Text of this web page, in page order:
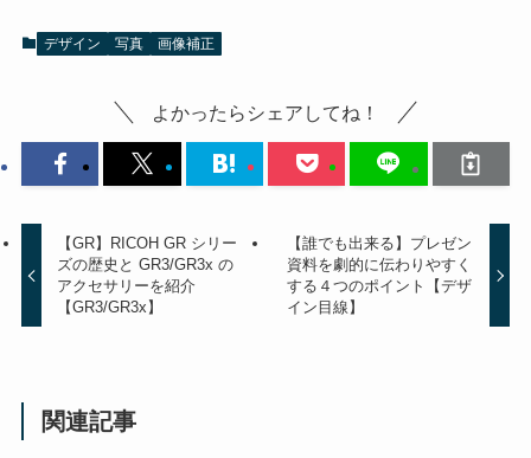
デザイン 写真 画像補正
よかったらシェアしてね！
【GR】RICOH GR シリー
ズの歴史と GR3/GR3x の
アクセサリーを紹介
【GR3/GR3x】
【誰でも出来る】プレゼン
資料を劇的に伝わりやすく
する４つのポイント【デザ
イン目線】
関連記事